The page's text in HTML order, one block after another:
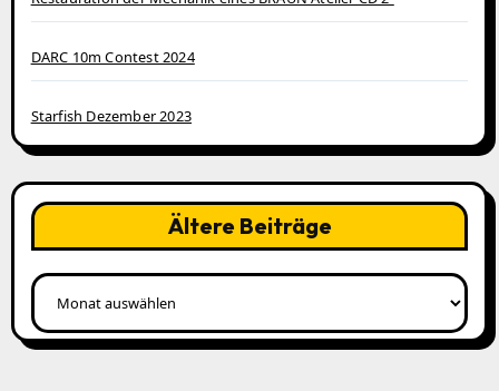
DARC 10m Contest 2024
Starfish Dezember 2023
Ältere Beiträge
Ältere
Beiträge